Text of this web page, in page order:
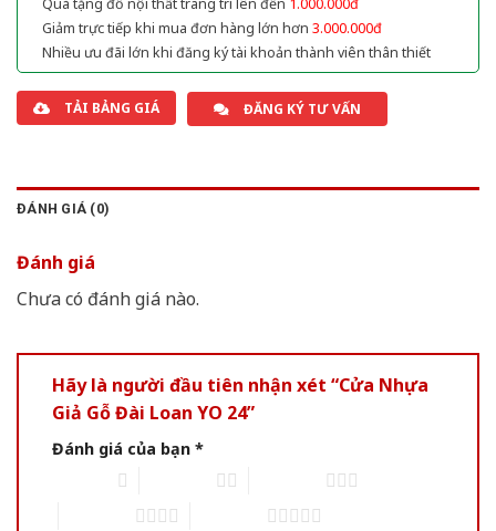
Giảm trực tiếp khi mua đơn hàng lớn hơn 3.000.000đ
Nhiều ưu đãi lớn khi đăng ký tài khoản thành viên thân thiết
TẢI BẢNG GIÁ ĐĂNG KÝ TƯ VẤN
ĐÁNH GIÁ (0)
Đánh giá
Chưa có đánh giá nào.
Hãy là người đầu tiên nhận xét “Cửa Nhựa
Giả Gỗ Đài Loan YO 24”
Đánh giá của bạn *